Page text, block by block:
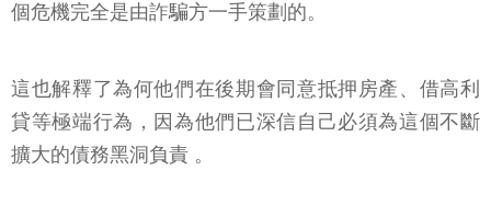
個危機完全是由詐騙方一手策劃的。
這也解釋了為何他們在後期會同意抵押房產、借高利
貸等極端行為，因為他們已深信自己必須為這個不斷
擴大的債務黑洞負責 。